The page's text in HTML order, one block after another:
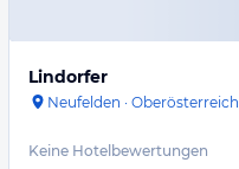
Lindorfer
Neufelden · Oberösterreich
Keine Hotelbewertungen